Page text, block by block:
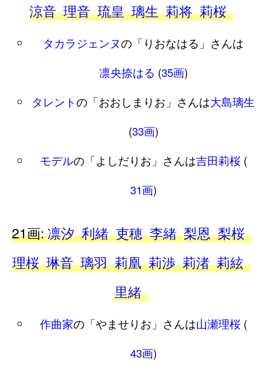
涼音 理音 琉皇 璃生 莉将 莉桜
タカラジェンヌの「りおなはる」さんは
凛央捺はる (35画)
タレントの「おおしまりお」さんは大島璃生
(33画)
モデルの「よしだりお」さんは吉田莉桜(
31画)
21画:凛汐 利緒 吏穂 李緒 梨恩 梨桜
理桜 琳音 璃羽 莉凰 莉渉 莉渚 莉絃
里緒
作曲家の「やませりお」さんは山瀬理桜(
43画)